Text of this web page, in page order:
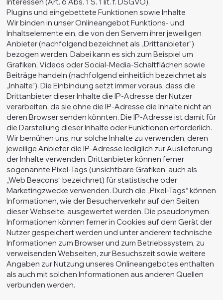
Plugins und eingebettete Funktionen sowie Inhalte
Wir binden in unser Onlineangebot Funktions- und
Inhaltselemente ein, die von den Servern ihrer jeweiligen
Anbieter (nachfolgend bezeichnet als „Drittanbieter”)
bezogen werden. Dabei kann es sich zum Beispiel um
Grafiken, Videos oder Social-Media-Schaltflächen sowie
Beiträge handeln (nachfolgend einheitlich bezeichnet als
„Inhalte”). Die Einbindung setzt immer voraus, dass die
Drittanbieter dieser Inhalte die IP-Adresse der Nutzer
verarbeiten, da sie ohne die IP-Adresse die Inhalte nicht an
deren Browser senden könnten. Die IP-Adresse ist damit für
die Darstellung dieser Inhalte oder Funktionen erforderlich.
Wir bemühen uns, nur solche Inhalte zu verwenden, deren
jeweilige Anbieter die IP-Adresse lediglich zur Auslieferung
der Inhalte verwenden. Drittanbieter können ferner
sogenannte Pixel-Tags (unsichtbare Grafiken, auch als
„Web Beacons“ bezeichnet) für statistische oder
Marketingzwecke verwenden. Durch die „Pixel-Tags“ können
Informationen, wie der Besucherverkehr auf den Seiten
dieser Webseite, ausgewertet werden. Die pseudonymen
Informationen können ferner in Cookies auf dem Gerät der
Nutzer gespeichert werden und unter anderem technische
Informationen zum Browser und zum Betriebssystem, zu
verweisenden Webseiten, zur Besuchszeit sowie weitere
Angaben zur Nutzung unseres Onlineangebotes enthalten
als auch mit solchen Informationen aus anderen Quellen
verbunden werden.